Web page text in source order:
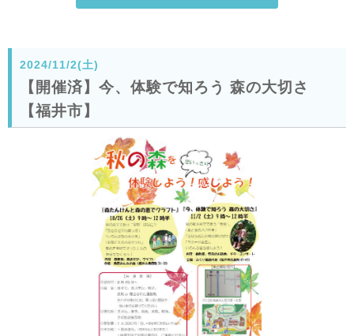
2024/11/2(土)
【開催済】今、体験で知ろう 森の大切さ
【福井市】